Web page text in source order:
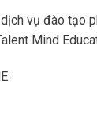
vụ đào tạo
Mind